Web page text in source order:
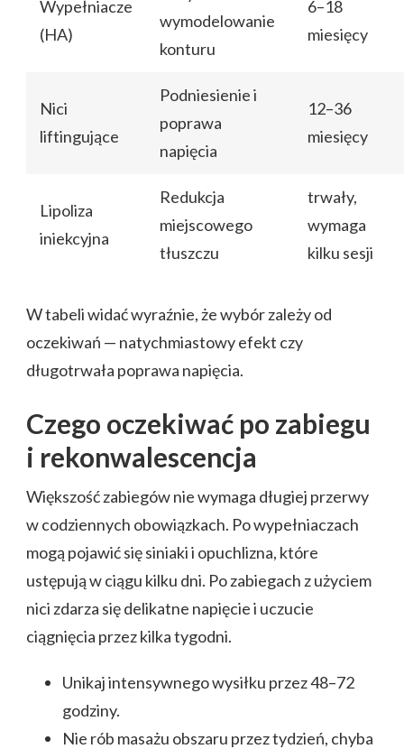
Wypełniacze
(HA)
wymodelowanie
konturu
6–18
miesięcy
Nici
liftingujące
Podniesienie i
poprawa
napięcia
12–36
miesięcy
Lipoliza
iniekcyjna
Redukcja
miejscowego
tłuszczu
trwały,
wymaga
kilku sesji
W tabeli widać wyraźnie, że wybór zależy od
oczekiwań — natychmiastowy efekt czy
długotrwała poprawa napięcia.
Czego oczekiwać po zabiegu
i rekonwalescencja
Większość zabiegów nie wymaga długiej przerwy
w codziennych obowiązkach. Po wypełniaczach
mogą pojawić się siniaki i opuchlizna, które
ustępują w ciągu kilku dni. Po zabiegach z użyciem
nici zdarza się delikatne napięcie i uczucie
ciągnięcia przez kilka tygodni.
Unikaj intensywnego wysiłku przez 48–72
godziny.
Nie rób masażu obszaru przez tydzień, chyba